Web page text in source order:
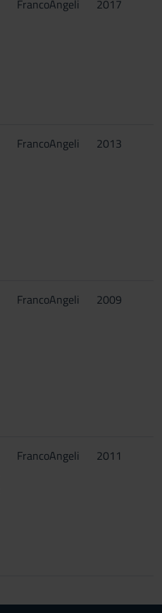
FrancoAngeli 2017
FrancoAngeli 2013
FrancoAngeli 2009
FrancoAngeli 2011